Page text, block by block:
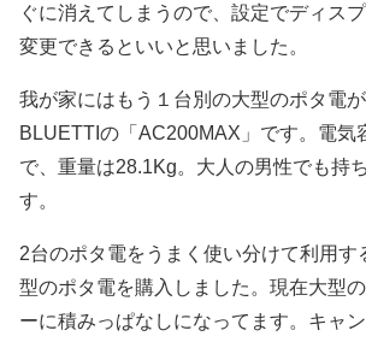
ぐに消えてしまうので、設定でディス
変更できるといいと思いました。
我が家にはもう１台別の大型のポタ電
BLUETTIの「AC200MAX」です。電気
で、重量は28.1Kg。大人の男性でも持
す。
2台のポタ電をうまく使い分けて利用す
型のポタ電を購入しました。現在大型
ーに積みっぱなしになってます。キャ